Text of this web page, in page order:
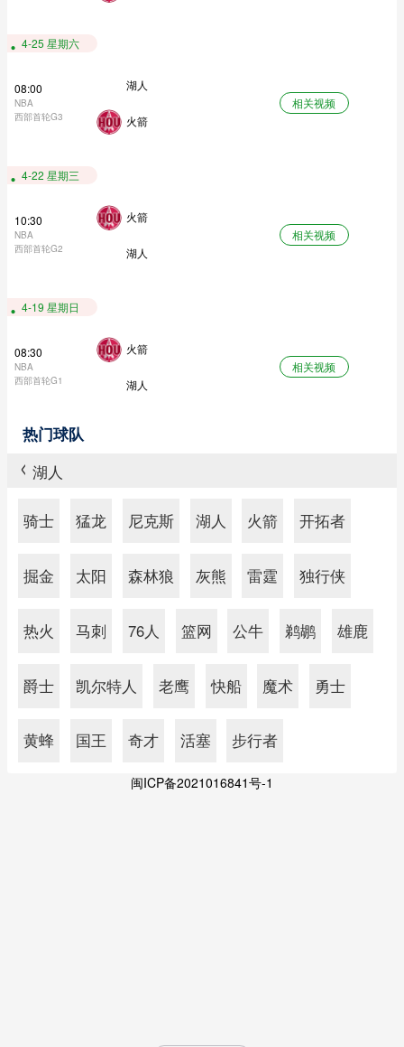
4-25 星期六
08:00
NBA
西部首轮G3
湖人
火箭
相关视频
4-22 星期三
10:30
NBA
西部首轮G2
火箭
湖人
相关视频
4-19 星期日
08:30
NBA
西部首轮G1
火箭
湖人
相关视频
热门球队
> 湖人
骑士 猛龙 尼克斯 湖人 火箭 开拓者
掘金 太阳 森林狼 灰熊 雷霆 独行侠
热火 马刺 76人 篮网 公牛 鹈鹕 雄鹿
爵士 凯尔特人 老鹰 快船 魔术 勇士
黄蜂 国王 奇才 活塞 步行者
闽ICP备2021016841号-1